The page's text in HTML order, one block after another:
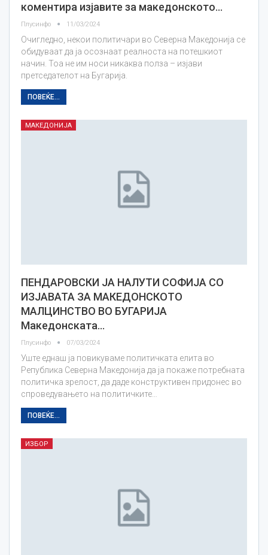
коментира изјавите за македонското…
Плусинфо 11/03/2024
Очигледно, некои политичари во Cеверна Македонија се
обидуваат да ја осознаат реалноста на потешкиот
начин. Тоа не им носи никаква полза – изјави
претседателот на Бугарија.
ПОВЕЌЕ...
МАКЕДОНИЈА
ПЕНДАРОВСКИ ЈА НАЛУТИ СОФИЈА СО
ИЗЈАВАТА ЗА МАКЕДОНСКОТО
МАЛЦИНСТВО ВО БУГАРИЈА
Македонската…
Плусинфо 07/03/2024
Уште еднаш ја повикуваме политичката елита во
Република Северна Македонија да ја покаже потребната
политичка зрелост, да даде конструктивен придонес во
спроведувањето на политичките…
ПОВЕЌЕ...
ИЗБОР